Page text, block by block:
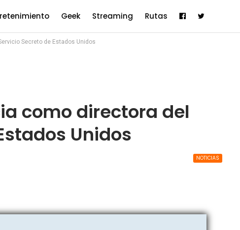
Geek Streaming Rutas
Secreto de Estados Unidos
como directora del
Unidos
NOTICIAS